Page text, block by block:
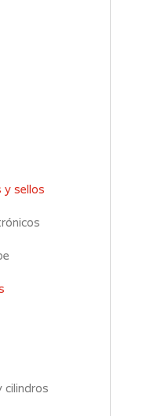
y sellos
cilindros